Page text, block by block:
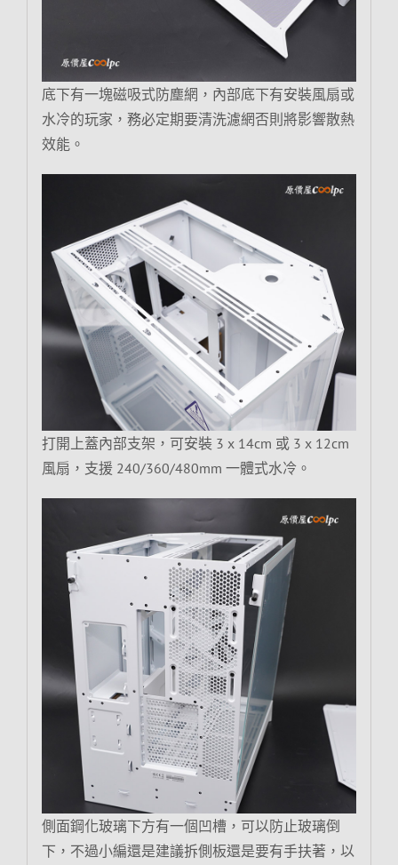
底下有一塊磁吸式防塵網，內部底下有安裝風扇或
水冷的玩家，務必定期要清洗濾網否則將影響散熱
效能。
打開上蓋內部支架，可安裝 3 x 14cm 或 3 x 12cm
風扇，支援 240/360/480mm 一體式水冷。
側面鋼化玻璃下方有一個凹槽，可以防止玻璃倒
下，不過小編還是建議拆側板還是要有手扶著，以